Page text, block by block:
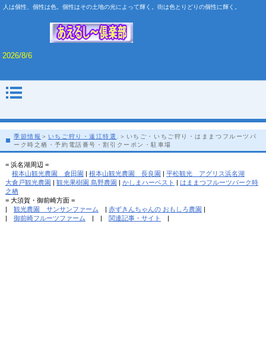
人は個性、個性は色。個性はその土地の光によって輝く。街は色とりどりの個性に輝く。
2026/8/6
季節情報 ＞ いちご狩り・遠江特選
.＞いちご・いちご狩り・はままつフルーツパ
ーク時之栖・予約電話番号・割引クーポン・駐車場
= 浜名湖周辺 =
根本山観光農園 倉田園 | 根本山観光農園 長良園 | 平松観光 アグリス浜名湖
大倉戸観光農園 | 観光果樹園 島野農園 | かしまハーベスト | はままつフルーツパーク時
之栖
= 大須賀・御前崎方面 =
| 観光農園 サンサンファーム | 赤ずきんちゃんの おもしろ農園 |
| 御前崎フルーツファーム | | 関連記事・サイト |